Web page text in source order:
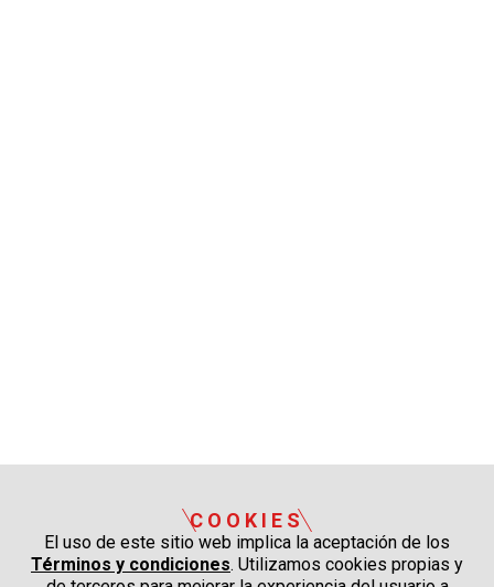
COOKIES
El uso de este sitio web implica la aceptación de los
Términos y condiciones. Utilizamos cookies propias y